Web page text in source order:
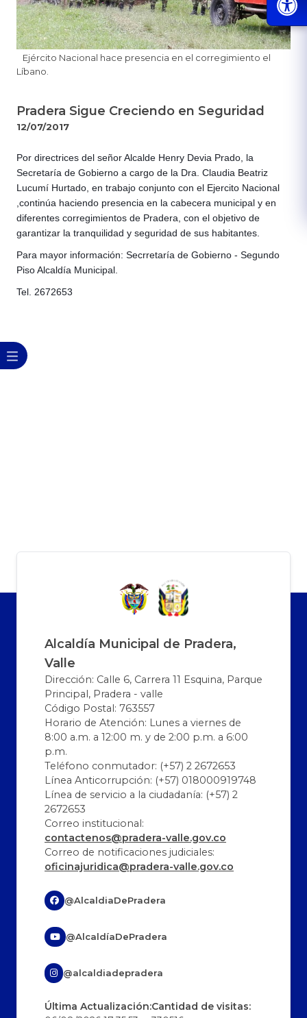
Ejército Nacional hace presencia en el corregimiento el
Líbano.
Pradera Sigue Creciendo en Seguridad
12/07/2017
Por directrices del señor Alcalde Henry Devia Prado, la
Secretaría de Gobierno a cargo de la Dra. Claudia Beatriz
Lucumí Hurtado, en trabajo conjunto con el Ejercito Nacional
,continúa haciendo presencia en la cabecera municipal y en
diferentes corregimientos de Pradera, con el objetivo de
garantizar la tranquilidad y seguridad de sus habitantes.
Para mayor información: Secrretaría de Gobierno - Segundo
Piso Alcaldía Municipal.
Tel. 2672653
Alcaldía Municipal de Pradera,
Valle
Dirección: Calle 6, Carrera 11 Esquina, Parque
Principal, Pradera - valle
Código Postal: 763557
Horario de Atención: Lunes a viernes de
8:00 a.m. a 12:00 m. y de 2:00 p.m. a 6:00
p.m.
Teléfono conmutador: (+57) 2 2672653
Línea Anticorrupción: (+57) 018000919748
Línea de servicio a la ciudadanía: (+57) 2
2672653
Correo institucional:
contactenos@pradera-valle.gov.co
Correo de notificaciones judiciales:
oficinajuridica@pradera-valle.gov.co
@AlcaldiaDePradera
@AlcaldíaDePradera
@alcaldiadepradera
Última Actualización:Cantidad de visitas: